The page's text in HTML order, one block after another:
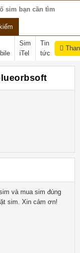
Sim
iTel
Tin
tức
và mua sim đúng
sim. Xin cảm ơn!